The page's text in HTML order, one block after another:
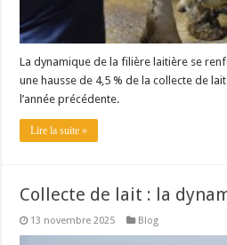
La dynamique de la filière laitière se
une hausse de 4,5 % de la collecte de
l’année précédente.
Lire la suite »
Collecte de lait : la
13 novembre 2025 Blog